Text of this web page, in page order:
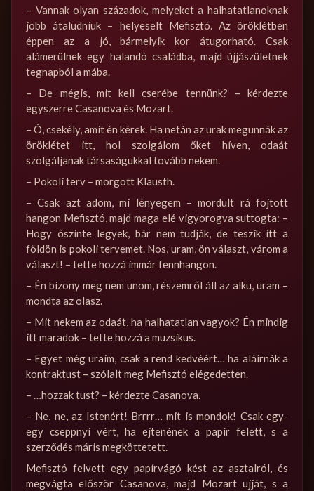
– Vannak olyan századok, melyeket a halhatatlanoknak
jobb átaludniuk – helyeselt Mefisztó. Az öröklétben
éppen az a jó, bármelyik kor átugorható. Csak
alámerülnek egy halandó családba, majd újjászületnek
tegnapból a mába.
– De mégis, mit kell cserébe tennünk? – kérdezte
egyszerre Casanova és Mozart.
– Ó, csekély, amit én kérek. Ha netán az urak megunnák az
öröklétet itt, hol szolgálom őket híven, odaát
szolgáljanak társaságukkal tovább nekem.
– Pokoli terv – morgott Klausth.
– Csak azt adom, mi lényegem – mordult rá fojtott
hangon Mefisztó, majd maga elé vigyorogva suttogta: –
Hogy őszinte legyek, bár nem tudják, de teszik itt a
földön is pokoli tervemet. Nos, uram, ön választ, várom a
választ! – tette hozzá immár fennhangon.
– Én bizony meg nem unom, részemről áll az alku, uram –
mondta az olasz.
– Mit nekem az odaát, ha halhatatlan vagyok? Én mindig
itt maradok – tette hozzá a muzsikus.
– Egyet még uraim, csak a rend kedvéért… ha aláírnák a
kontraktust – szólalt meg Mefisztó elégedetten.
– …hozzak tust? – kérdezte Casanova.
– Ne, ne, az Istenért! Brrrr… mit is mondok! Csak egy-
egy cseppnyi vért, ha ejtenének a papír felett, s a
szerződés máris megköttetett.
Mefisztó felvett egy papírvágó kést az asztalról, és
megvágta először Casanova, majd Mozart ujját, s a